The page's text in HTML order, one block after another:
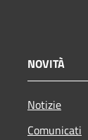
NOVITÀ
Notizie
Comunicati